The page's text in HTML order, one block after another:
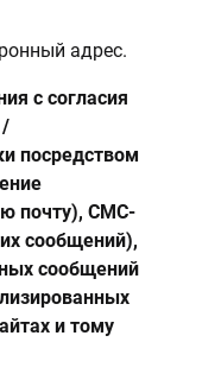
адрес.
с согласия
/
посредством
почту), СМС-
сообщений),
сообщений
и тому